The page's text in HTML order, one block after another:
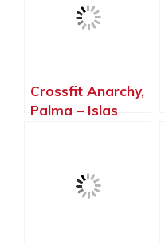
Crossfit Anarchy,
Palma – Islas